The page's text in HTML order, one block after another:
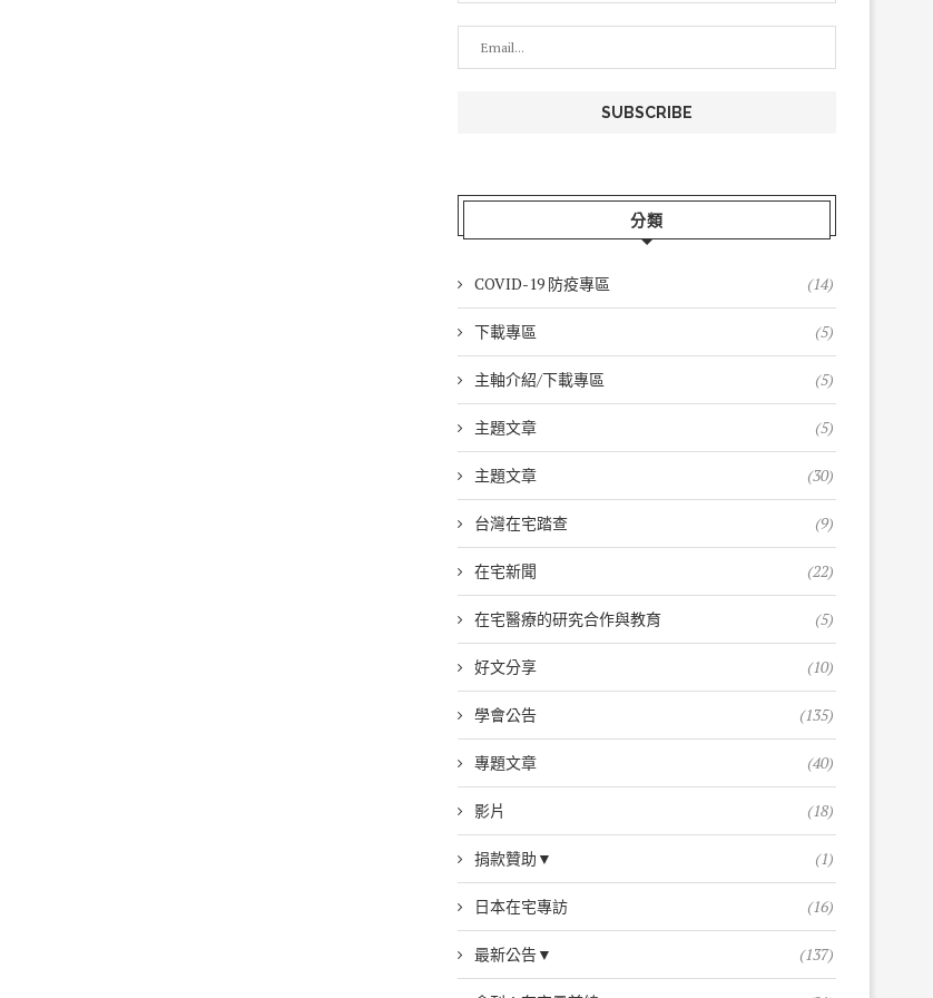
分類
COVID-19 防疫專區 (14)
下載專區 (5)
主軸介紹/下載專區 (5)
主題文章 (5)
主題文章 (30)
台灣在宅踏查 (9)
在宅新聞 (22)
在宅醫療的研究合作與教育 (5)
好文分享 (10)
學會公告 (135)
專題文章 (40)
影片 (18)
捐款贊助▼ (1)
日本在宅專訪 (16)
最新公告▼ (137)